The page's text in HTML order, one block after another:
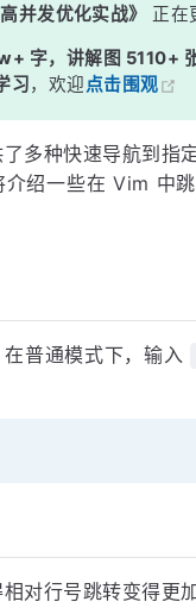
并发优化实战》 正在
字，讲解图 5110+
习，欢迎点击围观
多种快速导航到指
绍一些在 Vim 中
普通模式下，输入
对行号跳转变得更